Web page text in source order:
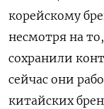
корейскому
несмотря на
сохранили
сейчас они
китайских